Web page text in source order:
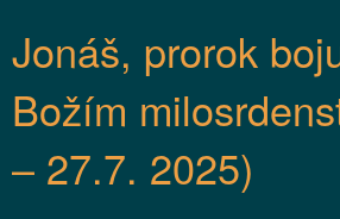
Jonáš, prorok
Božím
– 27.7. 2025)